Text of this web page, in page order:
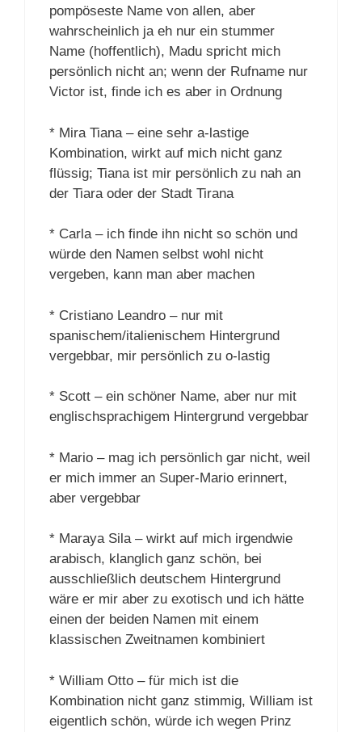
pompöseste Name von allen, aber
wahrscheinlich ja eh nur ein stummer
Name (hoffentlich), Madu spricht mich
persönlich nicht an; wenn der Rufname nur
Victor ist, finde ich es aber in Ordnung
* Mira Tiana – eine sehr a-lastige
Kombination, wirkt auf mich nicht ganz
flüssig; Tiana ist mir persönlich zu nah an
der Tiara oder der Stadt Tirana
* Carla – ich finde ihn nicht so schön und
würde den Namen selbst wohl nicht
vergeben, kann man aber machen
* Cristiano Leandro – nur mit
spanischem/italienischem Hintergrund
vergebbar, mir persönlich zu o-lastig
* Scott – ein schöner Name, aber nur mit
englischsprachigem Hintergrund vergebbar
* Mario – mag ich persönlich gar nicht, weil
er mich immer an Super-Mario erinnert,
aber vergebbar
* Maraya Sila – wirkt auf mich irgendwie
arabisch, klanglich ganz schön, bei
ausschließlich deutschem Hintergrund
wäre er mir aber zu exotisch und ich hätte
einen der beiden Namen mit einem
klassischen Zweitnamen kombiniert
* William Otto – für mich ist die
Kombination nicht ganz stimmig, William ist
eigentlich schön, würde ich wegen Prinz